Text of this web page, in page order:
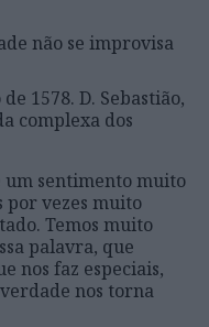
não se improvisa
1578. D. Sebastião,
complexa dos
um sentimento muito
por vezes muito
Temos muito
palavra, que
nos faz especiais,
nos torna